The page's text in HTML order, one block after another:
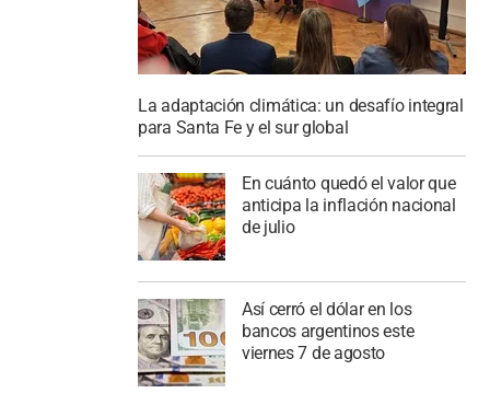
La adaptación climática: un desafío integral
para Santa Fe y el sur global
En cuánto quedó el valor que
anticipa la inflación nacional
de julio
Así cerró el dólar en los
bancos argentinos este
viernes 7 de agosto